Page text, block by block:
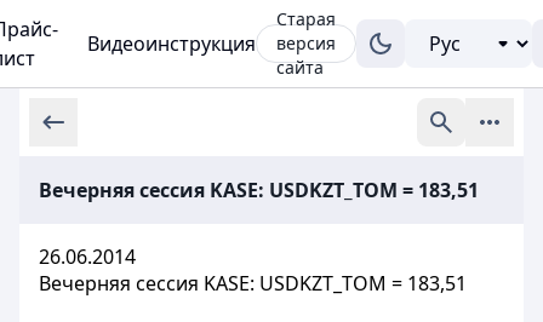
Видеоинструкция
Старая
версия
сайта
Вечерняя сессия KASE: USDKZT_TOM = 183,51
26.06.2014
Вечерняя сессия KASE: USDKZT_TOM = 183,51